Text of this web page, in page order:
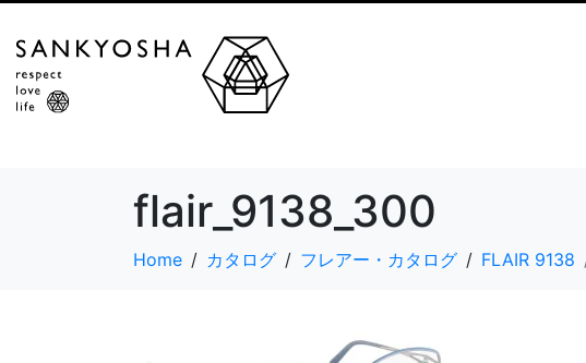
flair_9138_300
Home カタログ フレアー・カタログ FLAIR 9138